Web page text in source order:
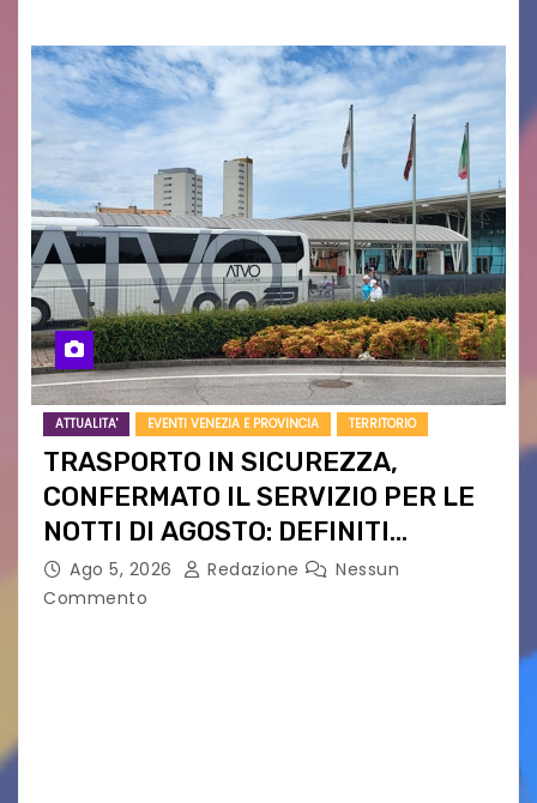
ATTUALITA' EVENTI VENEZIA E PROVINCIA TERRITORIO
TRASPORTO IN SICUREZZA,
CONFERMATO IL SERVIZIO PER LE
NOTTI DI AGOSTO: DEFINITI
PERCORSI, FERMATE E ORARIO
Ago 5, 2026 Redazione
Nessun
Commento